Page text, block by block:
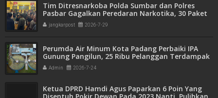
Tim Ditresnarkoba Polda Sumbar dan Polres
Pasbar Gagalkan Peredaran Narkotika, 30 Paket
Ganja Kering Siap Edar Disita
jangkarpost 2026-7-29
Perumda Air Minum Kota Padang Perbaiki IPA
Gunung Pangilun, 25 Ribu Pelanggan Terdampak
Penyesuaian
Admin 2026-7-24
Ketua DPRD Hamdi Agus Paparkan 6 Poin Yang
Disentuh Pokir Dewan Pada 2023 Nanti, Pulihkan